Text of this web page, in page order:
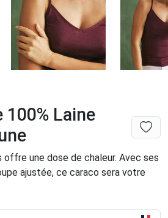
100% Laine
offre une dose de chaleur. Avec ses
ajustée, ce caraco sera votre